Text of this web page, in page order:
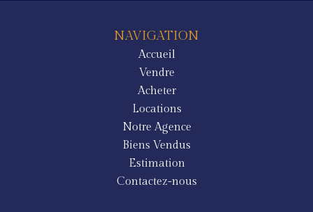
NAVIGATION
Accueil
Vendre
Acheter
Locations
Notre Agence
Biens Vendus
Estimation
Contactez-nous